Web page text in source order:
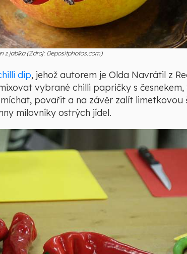
z jablka (Zdroj: Depositphotos.com)
dip, jehož autorem je Olda Navrátil z
vybrané chilli papričky s
povařit a na závěr zalít limetkovou
milovníky ostrých jídel.